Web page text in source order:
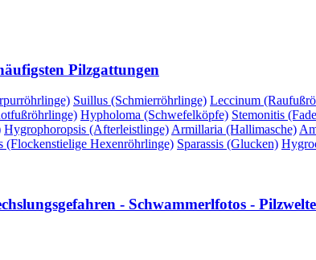
Pilzgattungen
Suillus (Schmierröhrlinge) Leccinum
Hypholoma (Schwefelköpfe) Stemonitis
Hygrophoropsis (Afterleistlinge) Armillaria (Hallimasche)
(Flockenstielige Hexenröhrlinge) Sparassis (Glucken)
- Schwammerlfotos -